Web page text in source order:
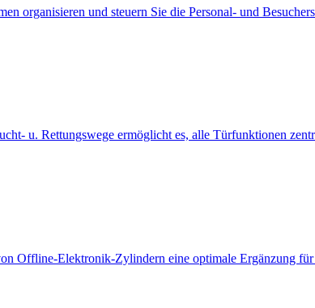
organisieren und steuern Sie die Personal- und
u. Rettungswege ermöglicht es, alle Türfunktionen
Offline-Elektronik-Zylindern eine optimale Ergänzung